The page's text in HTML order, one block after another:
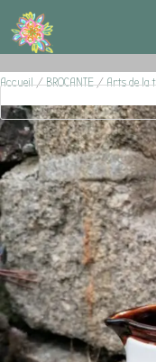
Accueil/BROCANTE/Arts de la